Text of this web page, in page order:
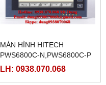
MÀN HÌNH HITECH
PWS6800C-N,PWS6800C-P
LH: 0938.070.068